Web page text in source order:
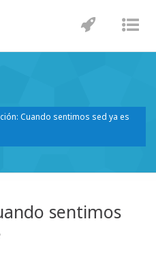
Cuando sentimos sed ya es
sentimos